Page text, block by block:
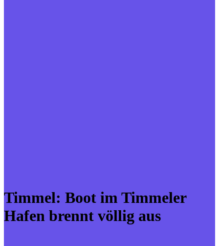
Timmel: Boot im Timmeler
Hafen brennt völlig aus